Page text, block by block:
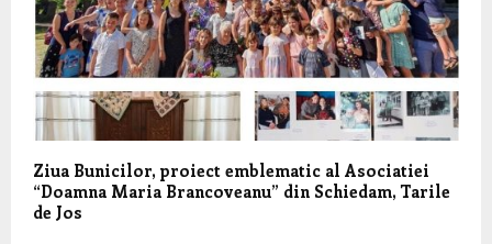
Ziua Bunicilor, proiect emblematic al Asociatiei
“Doamna Maria Brancoveanu” din Schiedam, Tarile
de Jos